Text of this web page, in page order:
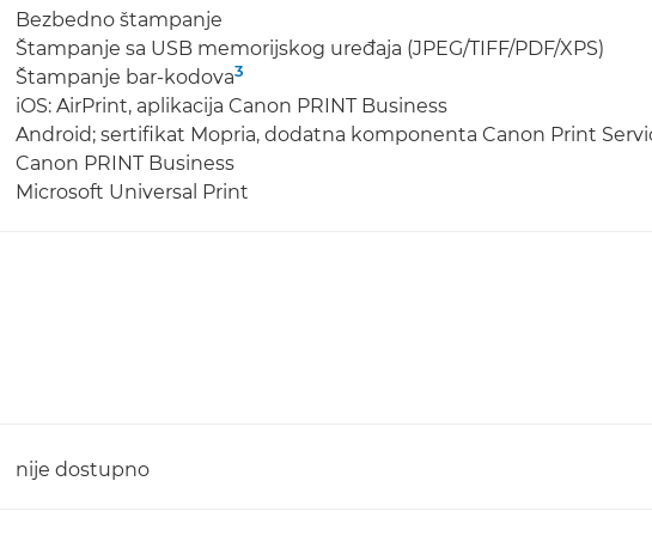
Bezbedno štampanje
Štampanje sa USB memorijskog uređaja (JPEG/TIFF/PDF/XPS)
Štampanje bar-kodova3
iOS: AirPrint, aplikacija Canon PRINT Business
Android; sertifikat Mopria, dodatna komponenta Canon Print
Canon PRINT Business
Microsoft Universal Print
nije dostupno